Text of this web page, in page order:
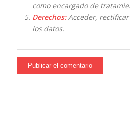
como encargado de
Derechos:Acceder,
los datos.